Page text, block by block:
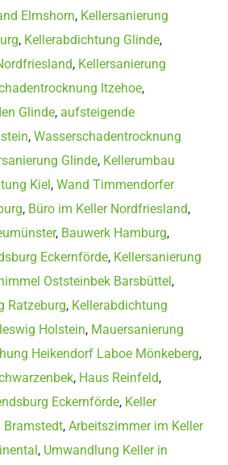
Elmshorn, Kellersanierung
, Kellerabdichtung Glinde,
, Kellersanierung
Itzehoe,
Glinde, aufsteigende
, Wasserschadentrocknung
Glinde, Kellerumbau
Kiel, Wand Timmendorfer
, Büro im Keller Nordfriesland,
, Bauwerk Hamburg,
Eckernförde, Kellersanierung
Oststeinbek Barsbüttel,
Ratzeburg, Kellerabdichtung
Holstein, Mauersanierung
Heikendorf Laboe Mönkeberg,
, Haus Reinfeld,
Eckernförde, Keller
Bramstedt, Arbeitszimmer im Keller
, Umwandlung Keller in